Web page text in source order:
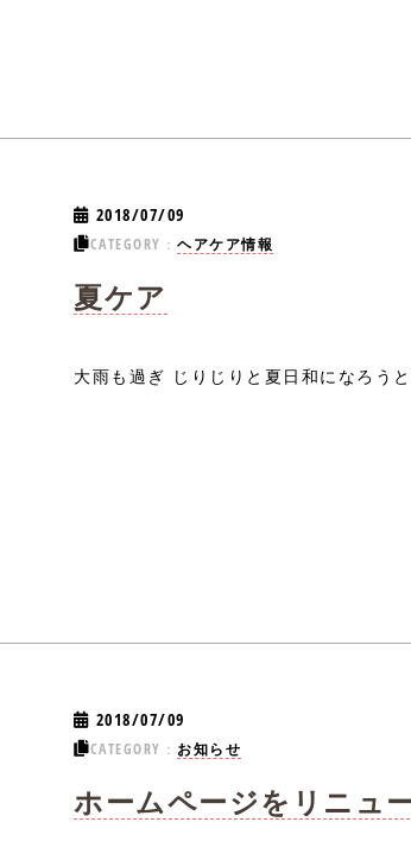
2018/07/09
CATEGORY： ヘアケア情報
夏ケア
大雨も過ぎ じりじりと夏日和になろう
2018/07/09
CATEGORY： お知らせ
ホームページをリニュ